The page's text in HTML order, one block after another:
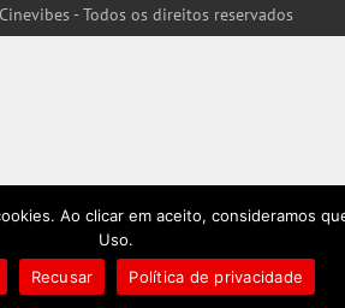
- Todos os direitos reservados
Ao clicar em aceito, consideramos
Uso.
Recusar Política de privacidade